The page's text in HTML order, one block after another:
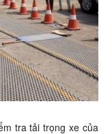
tra tải trọng xe của